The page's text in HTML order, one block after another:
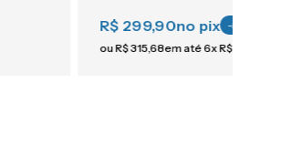
R$ 299,90no pix -5
ouR$315,68em até6xR$